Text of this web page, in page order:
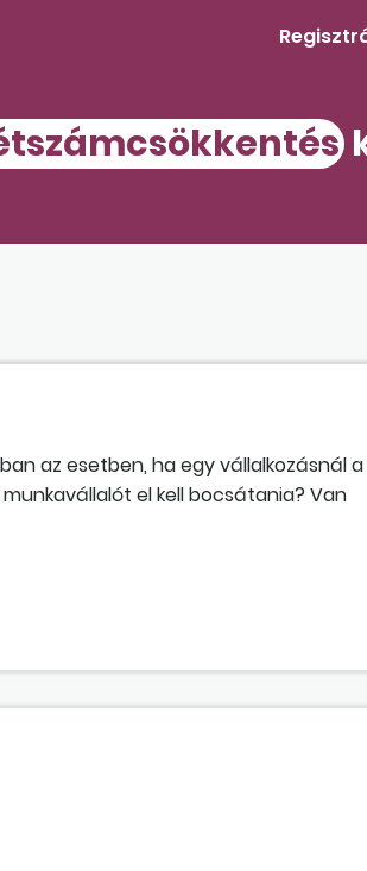
az esetben, ha egy vállalkozásnál a
el kell bocsátania? Van
az általános szabályok?
védelmek léteznek?